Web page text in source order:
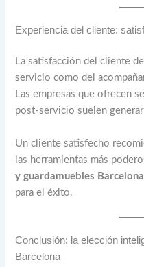
Experiencia del cliente:
La satisfacción del cliente
servicio como del
Las empresas que ofrecen
post-servicio suelen
Un cliente satisfecho
las herramientas más
y guardamuebles Barcelona
para el éxito.
Conclusión: la elección
Barcelona